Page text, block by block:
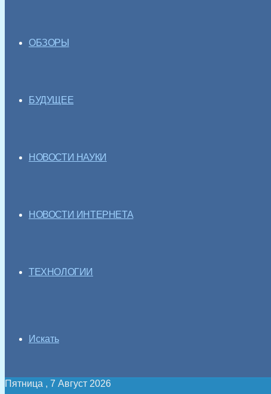
ОБЗОРЫ
БУДУЩЕЕ
НОВОСТИ НАУКИ
НОВОСТИ ИНТЕРНЕТА
ТЕХНОЛОГИИ
Искать
Пятница , 7 Август 2026